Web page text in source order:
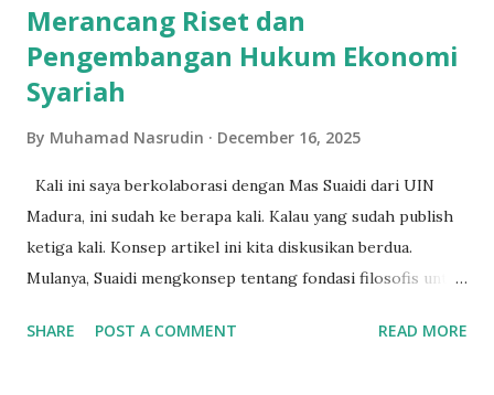
Merancang Riset dan
Pengembangan Hukum Ekonomi
Syariah
By Muhamad Nasrudin December 16, 2025
Kali ini saya berkolaborasi dengan Mas Suaidi dari UIN
Madura, ini sudah ke berapa kali. Kalau yang sudah publish
ketiga kali. Konsep artikel ini kita diskusikan berdua.
Mulanya, Suaidi mengkonsep tentang fondasi filosofis untuk
setelah dibaca-baca dan kita diskusikan, ternyata kosep ini
SHARE POST A COMMENT READ MORE